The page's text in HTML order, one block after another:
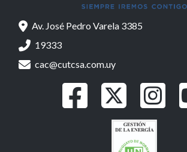
Av. José Pedro Varela 3385
19333
cac@cutcsa.com.uy